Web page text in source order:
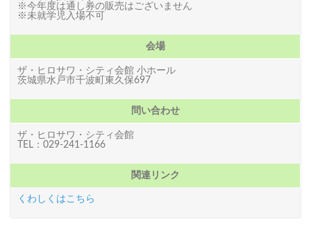
※今年度は通し券の販売はございません
※未就学児入場不可
会場
ザ・ヒロサワ・シティ会館 小ホール
茨城県水戸市千波町東久保697
問い合わせ
ザ・ヒロサワ・シティ会館
TEL：029-241-1166
関連リンク
くわしくはこちら